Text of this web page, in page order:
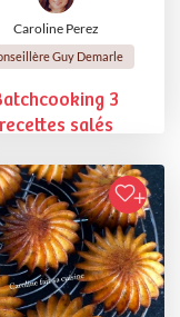
Caroline Perez
Guy Demarle
3
recettes salés